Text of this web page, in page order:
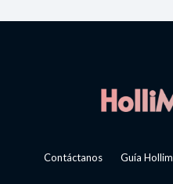
Contáctanos Guía